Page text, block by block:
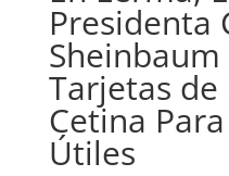
Presidenta
Tarjetas de
Cetina
Útiles